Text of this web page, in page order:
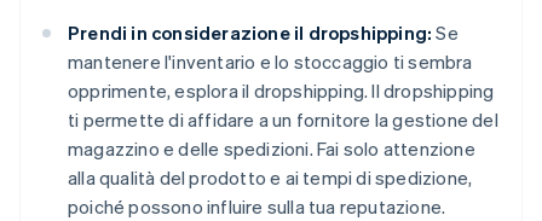
Prendi in considerazione il dropshipping: Se
mantenere l'inventario e lo stoccaggio ti sembra
opprimente, esplora il dropshipping. Il dropshipping
ti permette di affidare a un fornitore la gestione del
magazzino e delle spedizioni. Fai solo attenzione
alla qualità del prodotto e ai tempi di spedizione,
poiché possono influire sulla tua reputazione.